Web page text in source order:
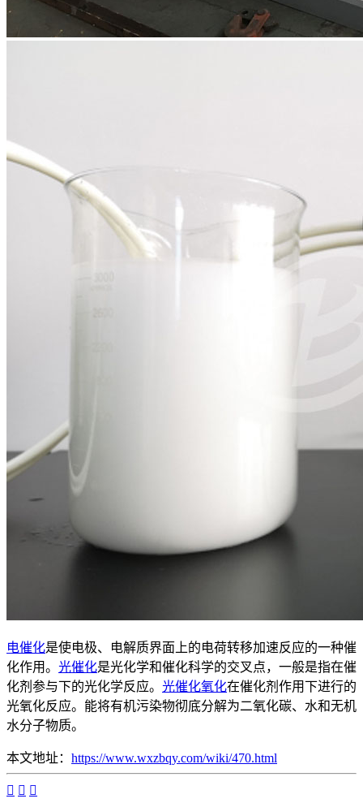
电催化是使电极、电解质界面上的电荷转移加速反应的一种催
化作用。 光催化是光化学和催化科学的交叉点，一般是指在催
化剂参与下的光化学反应。 光催化氧化在催化剂作用下进行的
光氧化反应。能将有机污染物彻底分解为二氧化碳、水和无机
水分子物质。
本文地址： https://www.wxzbqy.com/wiki/470.html
  